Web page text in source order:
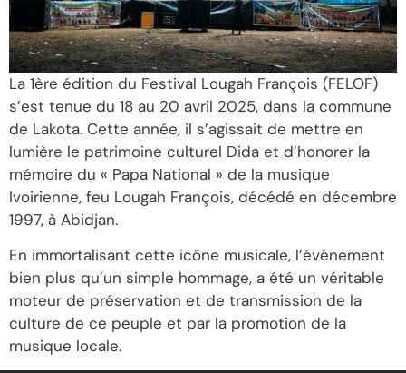
La 1ère édition du Festival Lougah François (FELOF)
s’est tenue du 18 au 20 avril 2025, dans la commune
de Lakota. Cette année, il s’agissait de mettre en
lumière le patrimoine culturel Dida et d’honorer la
mémoire du « Papa National » de la musique
Ivoirienne, feu Lougah François, décédé en décembre
1997, à Abidjan.
En immortalisant cette icône musicale, l’événement
bien plus qu’un simple hommage, a été un véritable
moteur de préservation et de transmission de la
culture de ce peuple et par la promotion de la
musique locale.